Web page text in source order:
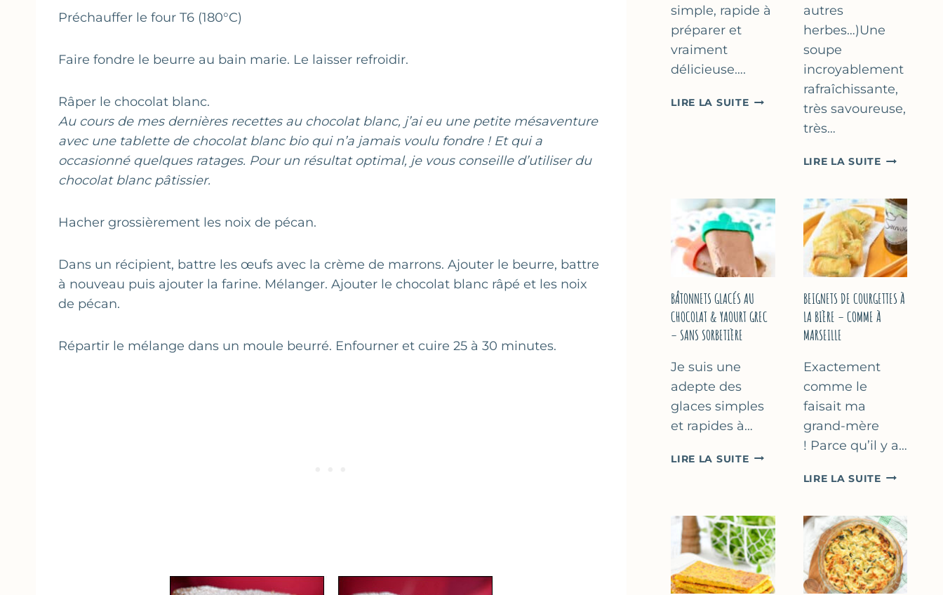
Préchauffer le four T6 (180°C)
Faire fondre le beurre au bain marie. Le laisser refroidir.
Râper le chocolat blanc.
Au cours de mes dernières recettes au chocolat blanc, j’ai eu une petite mésaventure
avec une tablette de chocolat blanc bio qui n’a jamais voulu fondre ! Et qui a
occasionné quelques ratages. Pour un résultat optimal, je vous conseille d’utiliser du
chocolat blanc pâtissier.
Hacher grossièrement les noix de pécan.
Dans un récipient, battre les œufs avec la crème de marrons. Ajouter le beurre, battre
à nouveau puis ajouter la farine. Mélanger. Ajouter le chocolat blanc râpé et les noix
de pécan.
Répartir le mélange dans un moule beurré. Enfourner et cuire 25 à 30 minutes.
simple, rapide à
préparer et
vraiment
délicieuse….
LIRE LA SUITEABRICOTS
&
FLEUR
D’ORANGER
autres
herbes…)Une
soupe
incroyablement
rafraîchissante,
très savoureuse,
très…
LIRE LA SUITESOUPE
AU
CITRON
&
BASILIC
BÂTONNETS GLACÉS AU
CHOCOLAT & YAOURT GREC
– SANS SORBETIÈRE
Je suis une
adepte des
glaces simples
et rapides à…
LIRE LA SUITEBÂTONNETS
&
YAOURT
GREC
–
SANS
BEIGNETS DE COURGETTES À
LA BIÈRE – COMME À
MARSEILLE
Exactement
comme le
faisait ma
grand-mère
! Parce qu’il y a…
LIRE LA SUITEBEIGNETS
À
LA
BIÈRE
–
COMME